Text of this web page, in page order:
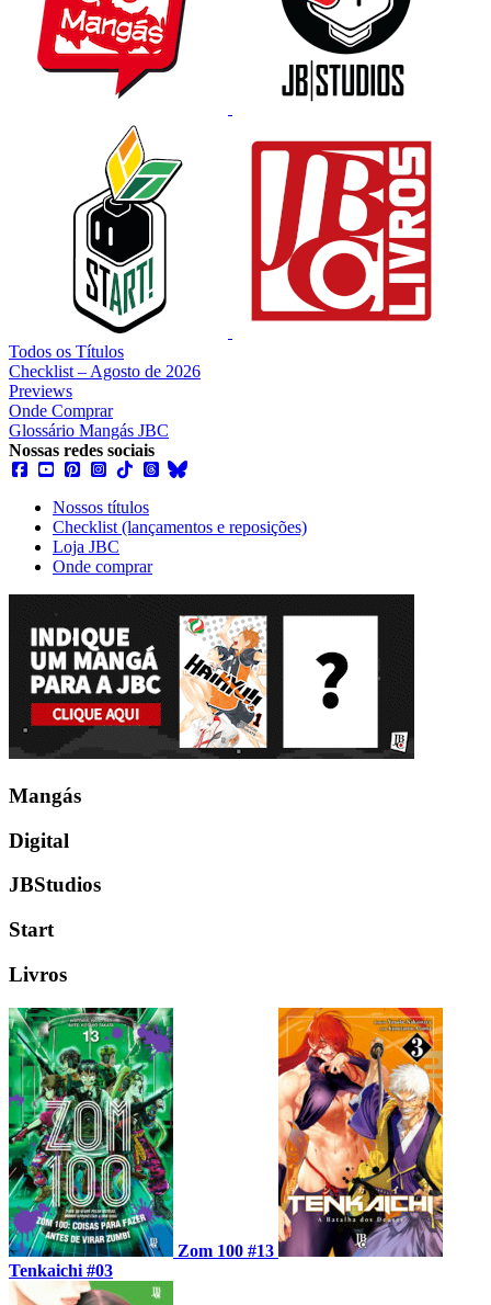
Todos os Títulos
Checklist – Agosto de 2026
Previews
Onde Comprar
Glossário Mangás JBC
Nossas redes sociais
Nossos títulos
Checklist (lançamentos e reposições)
Loja JBC
Onde comprar
Mangás
Digital
JBStudios
Start
Livros
Zom 100 #13
Tenkaichi #03